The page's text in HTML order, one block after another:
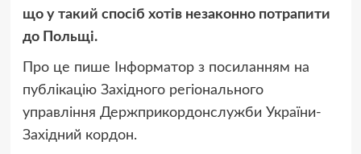
що у такий спосіб хотів незаконно потрапити
до Польщі.
Про це пише Інформатор з посиланням на
публікацію Західного регіонального
управління Держприкордонслужби України-
Західний кордон.